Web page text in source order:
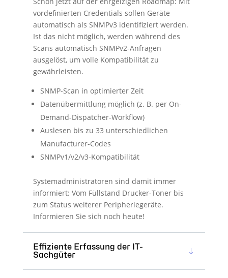
vordefinierten Credentials sollen Geräte
automatisch als SNMPv3 identifiziert werden.
Ist das nicht möglich, werden während des
Scans automatisch SNMPv2-Anfragen
ausgelöst, um volle Kompatibilität zu
gewährleisten.
SNMP-Scan in optimierter Zeit
Datenübermittlung möglich (z. B. per On-
Demand-Dispatcher-Workflow)
Auslesen bis zu 33 unterschiedlichen
Manufacturer-Codes
SNMPv1/v2/v3-Kompatibilität
Systemadministratoren sind damit immer
informiert: Vom Füllstand Drucker-Toner bis
zum Status weiterer Peripheriegeräte.
Informieren Sie sich noch heute!
Effiziente Erfassung der IT-
Sachgüter